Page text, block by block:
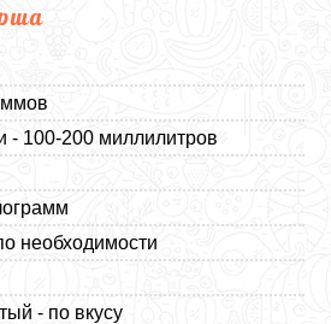
- 100-200 миллилитров
необходимости
- по вкусу